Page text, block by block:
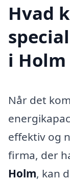
Hvad
i
Når det
effektiv og
firma, der
Holm, kan